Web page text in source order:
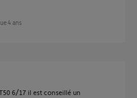
4 ans
6/17 il est conseillé un